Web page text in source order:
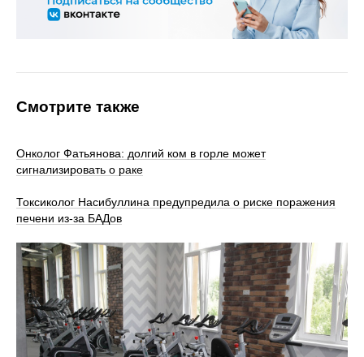
Смотрите также
Онколог Фатьянова: долгий ком в горле может
сигнализировать о раке
Токсиколог Насибуллина предупредила о риске поражения
печени из-за БАДов